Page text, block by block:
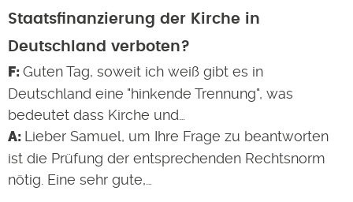
Staatsfinanzierung der Kirche in
Deutschland verboten?
Guten Tag, soweit ich weiß gibt es in
Deutschland eine "hinkende Trennung", was
bedeutet dass Kirche und…
Lieber Samuel, um Ihre Frage zu beantworten
ist die Prüfung der entsprechenden Rechtsnorm
nötig. Eine sehr gute,…